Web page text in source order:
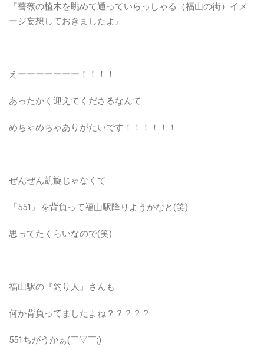
『薔薇の植木を眺めて通っていらっしゃる（福山の街）イメ
ージ妄想しておきましたよ』
えーーーーーーー！！！！
あったかく迎えてくださるなんて
めちゃめちゃありがたいです！！！！！！
ぜんぜん凱旋じゃなくて
『551』を背負って福山駅降りようかなと(笑)
思ってたくらいなので(笑)
福山駅の『釣り人』さんも
何か背負ってましたよね？？？？？
551ちがうかぁ(￣▽￣;)